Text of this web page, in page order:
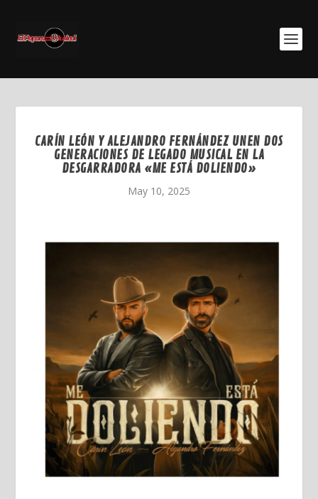
CARÍN LEÓN Y ALEJANDRO FERNÁNDEZ UNEN DOS
GENERACIONES DE LEGADO MUSICAL EN LA
DESGARRADORA «ME ESTÁ DOLIENDO»
May 10, 2025